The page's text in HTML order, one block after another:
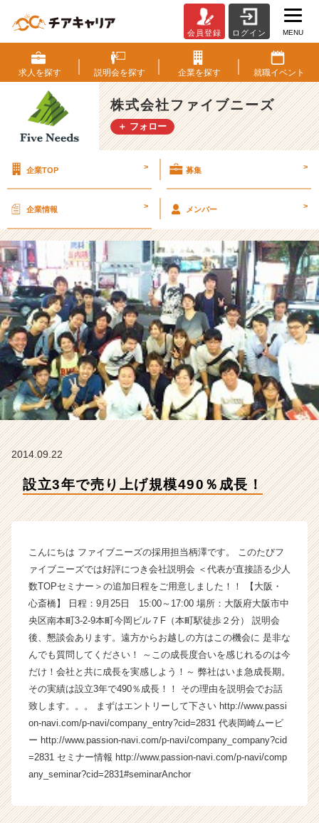
立
3
年
で
売
り
模
0％
長！
【株
式
会
社
フ
ァ
イ
ブ
ニ
ー
ム
ン
チ
ャ
ー・
成
長
企
ら
ス
カ
ウ
ト
会員登録 ログイン MENU
求人を探す 説明会を探す 企業を探す 就職イベント
株式会社ファイブニーズ
＋ フォロー
企業TOP > 募集 >
企業情報 > メンバー >
2014.09.22
設立3年で売り上げ規模490％成長！
こんにちは ファイブニーズの採用担当柄澤です。 このたびフ
ァイブニーズでは好評につき会社説明会 ＜代表が直接語る少人
数TOPセミナー＞の追加日程をご用意しました！！ 【大阪・
心斎橋】 日程：9月25日 15:00～17:00 場所：大阪府大阪市中
央区南本町3-2-9本町今岡ビル７F（本町駅徒歩２分） 説明会
後、懇談会あります。遠方からお越しの方はこの機会に 是非な
んでも質問してください！ ～この成長度合いを感じれるのは今
だけ！会社と共に成長を実感しよう！～ 弊社はいま急成長期。
その実績は設立3年で490％成長！！ その理由を説明会でお話
致します。。。 まずはエントリーして下さい http://www.passi
on-navi.com/p-navi/company_entry?cid=2831 代表岡崎ムービ
ー http://www.passion-navi.com/p-navi/company_company?cid
=2831 セミナー情報 http://www.passion-navi.com/p-navi/comp
any_seminar?cid=2831#seminarAnchor